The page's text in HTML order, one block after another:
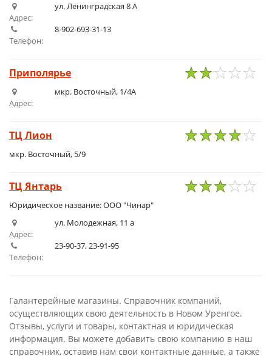
Адрес:
ул. Ленинградская 8 А
Телефон:
8-902-693-31-13
Приполярье
Адрес:
мкр. Восточный, 1/4А
ТЦ Лион
мкр. Восточный, 5/9
ТЦ Янтарь
Юридическое название: ООО "Чинар"
Адрес:
ул. Молодежная, 11 а
Телефон:
23-90-37, 23-91-95
Галантерейные магазины. Справочник компаний,
осуществляющих свою деятельность в Новом Уренгое.
Отзывы, услуги и товары, контактная и юридическая
информация. Вы можете добавить свою компанию в наш
справочник, оставив нам свои контактные данные, а также